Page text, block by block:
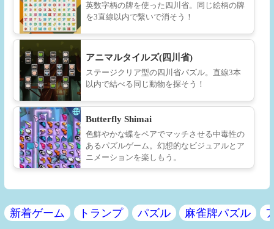
英数字柄の牌を使った四川省。同じ絵柄の牌
を3直線以内で繋いで消そう！
アニマルタイルズ(四川省)
ステージクリア型の四川省パズル。直線3本
以内で結べる同じ動物を探そう！
Butterfly Shimai
色鮮やかな蝶をペアでマッチさせる中毒性の
あるパズルゲーム。幻想的なビジュアルとア
ニメーションを楽しもう。
新着ゲーム トランプ パズル 麻雀牌パズル